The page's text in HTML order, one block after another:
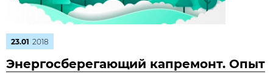
23.01 2018
Энергосберегающий капремонт. Опыт